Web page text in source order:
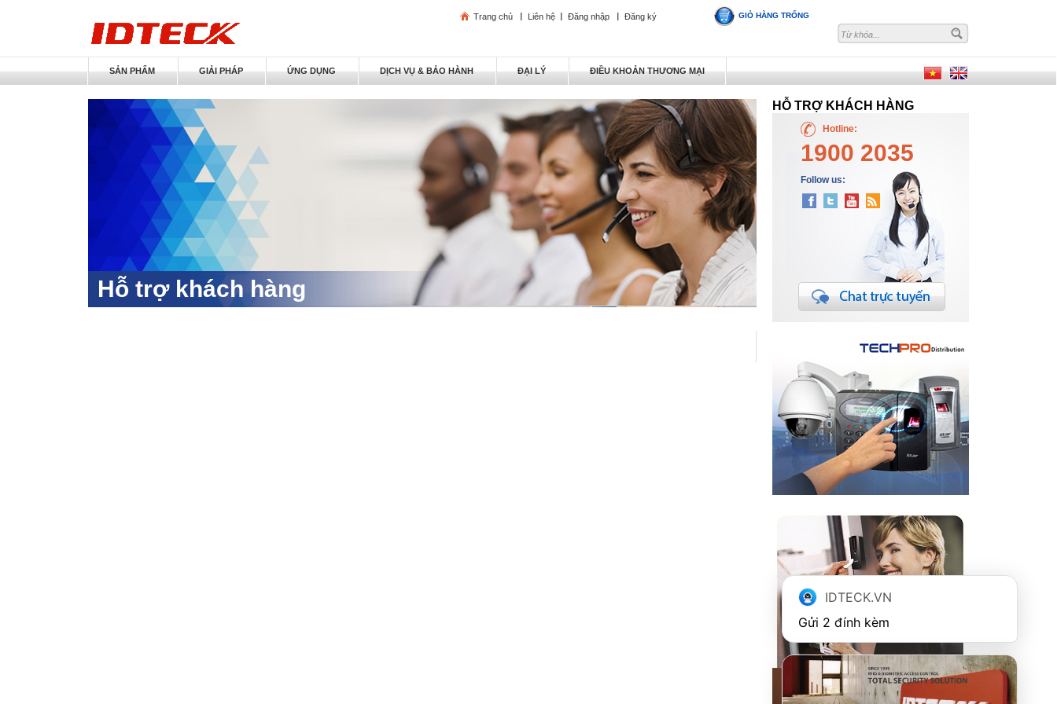
Trang chủ Liên hệ Đăng nhập Đăng ký GIỎ HÀNG TRỐNG
SẢN PHẨM GIẢI PHÁP ỨNG DỤNG DỊCH VỤ & BẢO HÀNH ĐẠI LÝ ĐIỀU KHOẢN THƯƠNG MẠI
Hỗ trợ khách hàng
HỖ TRỢ KHÁCH HÀNG
Hotline:
1900 2035
Follow us:
IDTECK.VN
Gửi 2 đính kèm